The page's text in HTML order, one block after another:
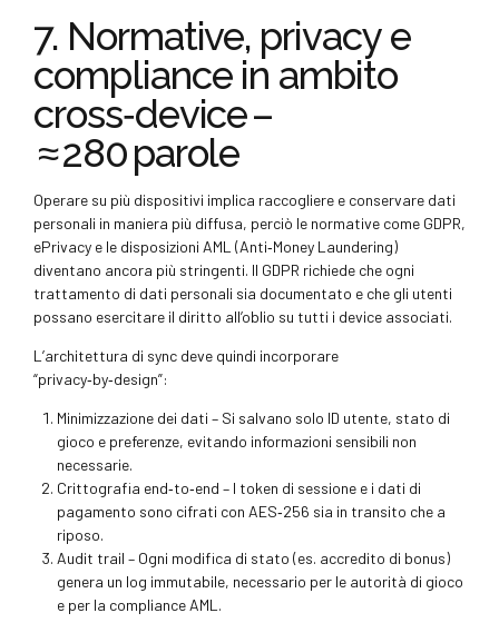
7. Normative, privacy e
compliance in ambito
cross‑device –
≈ 280 parole
Operare su più dispositivi implica raccogliere e conservare dati
personali in maniera più diffusa, perciò le normative come GDPR,
ePrivacy e le disposizioni AML (Anti‑Money Laundering)
diventano ancora più stringenti. Il GDPR richiede che ogni
trattamento di dati personali sia documentato e che gli utenti
possano esercitare il diritto all’oblio su tutti i device associati.
L’architettura di sync deve quindi incorporare
“privacy‑by‑design”:
Minimizzazione dei dati – Si salvano solo ID utente, stato di
gioco e preferenze, evitando informazioni sensibili non
necessarie.
Crittografia end‑to‑end – I token di sessione e i dati di
pagamento sono cifrati con AES‑256 sia in transito che a
riposo.
Audit trail – Ogni modifica di stato (es. accredito di bonus)
genera un log immutabile, necessario per le autorità di gioco
e per la compliance AML.